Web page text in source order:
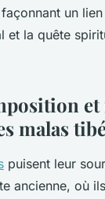
un
et la quête
malas
puisent leur
ancienne, où